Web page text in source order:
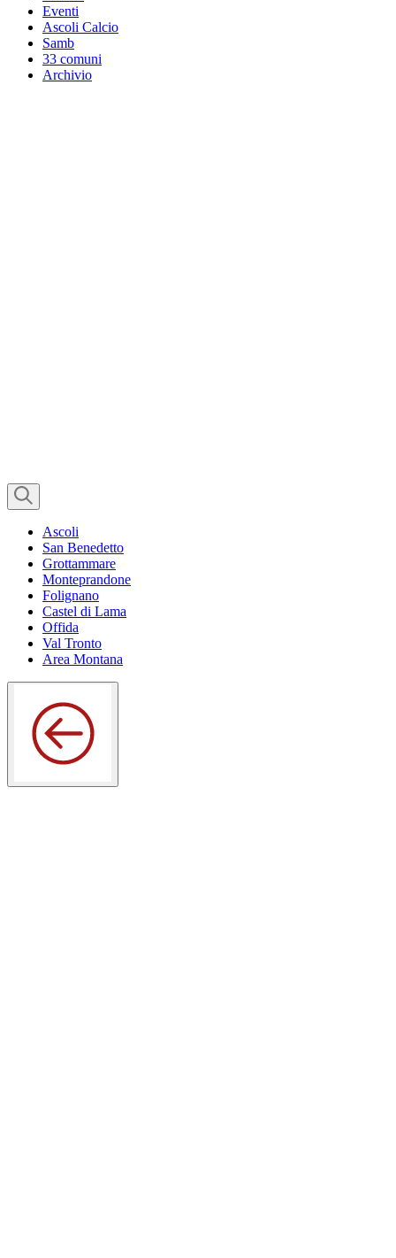
Eventi
Ascoli Calcio
Samb
33 comuni
Archivio
Ascoli
San Benedetto
Grottammare
Monteprandone
Folignano
Castel di Lama
Offida
Val Tronto
Area Montana